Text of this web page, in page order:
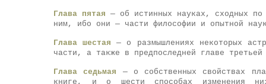
Глава пятая — об истинных науках, сходных по
ним, ибо они — части философии и опытной
Глава шестая — о размышлениях некоторых
части, а также в предпоследней главе
Глава седьмая — о собственных свойствах
книге, и о шести способах изменения